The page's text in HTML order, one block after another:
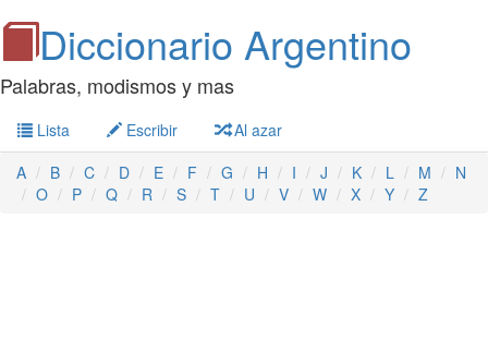
Diccionario Argentino
Palabras, modismos y mas
Lista Escribir
Al azar
A
B C D E F G H I J K L M
N
O
P Q R S T U V W X Y Z